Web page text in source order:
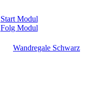
Start Modul
Folg Modul
Wandregale Schwarz